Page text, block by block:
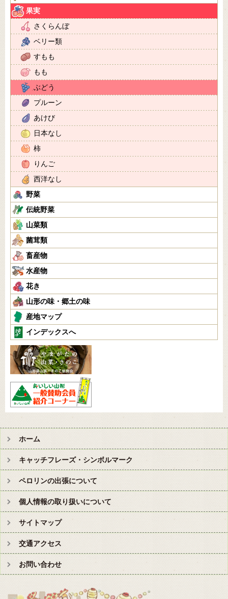
果実
さくらんぼ
ベリー類
すもも
もも
ぶどう
プルーン
あけび
日本なし
柿
りんご
西洋なし
野菜
伝統野菜
山菜類
菌茸類
畜産物
水産物
花き
山形の味・郷土の味
産地マップ
インデックスへ
ホーム
キャッチフレーズ・シンボルマーク
ペロリンの出張について
個人情報の取り扱いについて
サイトマップ
交通アクセス
お問い合わせ